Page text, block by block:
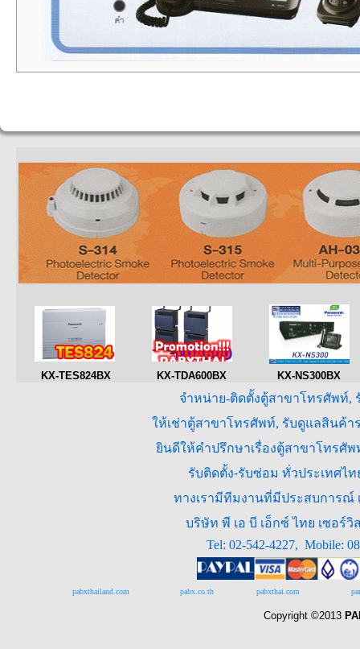
KX-TES824BX KX-TDA600BX KX-NS300BX
จำหน่าย-ติดตั้งตู้สาขาโทรศัพท์,
ให้เช่าตู้สาขาโทรศัพท์, รับดูแลสินค้า
ยินดีให้คำปรึกษาเรื่องตู้สาขาโทรศั
รับติดตั้ง-รับซ่อม ทั่วประเทศไ
ทางเรามีทีมงานที่มีประสบการณ์
บริษัท พี เอ บี เอ็กซ์ ไทย เซอร์
Tel: 02-542-4227, Mobile:
pabxthailand.com pabx.co.th pabxthai.com
Copyright ©2013